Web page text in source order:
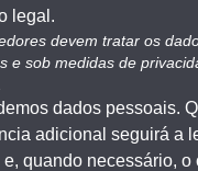
legal.
devem tratar os
e sob medidas de
dados pessoais.
adicional seguirá a
quando necessário, o